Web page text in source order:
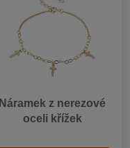
Náramek z nerezové
oceli křížek